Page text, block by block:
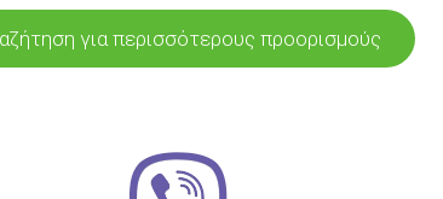
για περισσότερους προορισμούς